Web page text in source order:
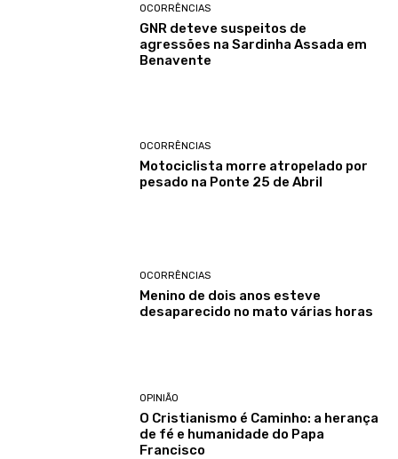
OCORRÊNCIAS
GNR deteve suspeitos de
agressões na Sardinha Assada em
Benavente
OCORRÊNCIAS
Motociclista morre atropelado por
pesado na Ponte 25 de Abril
OCORRÊNCIAS
Menino de dois anos esteve
desaparecido no mato várias horas
OPINIÃO
O Cristianismo é Caminho: a herança
de fé e humanidade do Papa
Francisco